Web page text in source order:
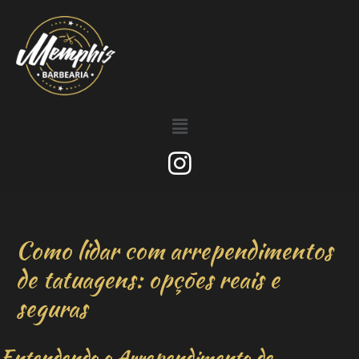
Como lidar com arrependimentos
de tatuagens: opções reais e
seguras